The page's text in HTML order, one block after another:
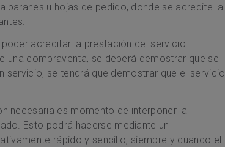
u hojas de pedido, donde se acredite la
acreditar la prestación del servicio
una compraventa, se deberá demostrar que se
servicio, se tendrá que demostrar que el servicio
necesaria es momento de interponer la
Esto podrá hacerse mediante un
rápido y sencillo, siempre y cuando el